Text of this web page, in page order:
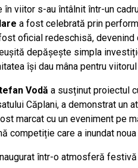
viitor s-au întâlnit într-un
a fost celebrată prin
oficial redeschisă,
depășește simpla
își dau mâna pentru
Vodă a susținut proiectul
Căplani, a demonstrat un
marcat cu un eveniment pe
competiție care a inundat
într-o atmosferă